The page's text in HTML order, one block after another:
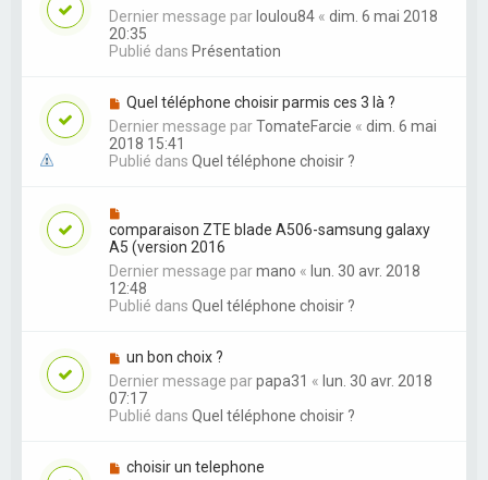
Dernier message parloulou84 « dim. 6 mai 2018
20:35
Publié dans Présentation
Quel téléphone choisir parmis ces 3 là ?
Dernier message parTomateFarcie « dim. 6 mai
2018 15:41
Publié dans Quel téléphone choisir ?
comparaison ZTE blade A506-samsung galaxy
A5 (version 2016
Dernier message parmano « lun. 30 avr. 2018
12:48
Publié dans Quel téléphone choisir ?
un bon choix ?
Dernier message parpapa31 « lun. 30 avr. 2018
07:17
Publié dans Quel téléphone choisir ?
choisir un telephone